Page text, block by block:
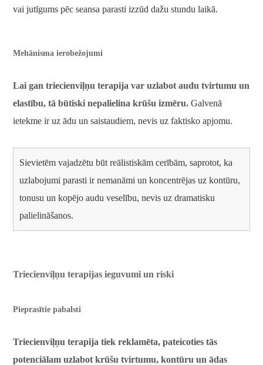
vai jutīgums pēc seansa parasti izzūd dažu stundu laikā.
Mehānisma ierobežojumi
Lai gan triecienviļņu terapija var uzlabot audu tvirtumu un
elastību, tā būtiski nepalielina krūšu izmēru. Galvenā
ietekme ir uz ādu un saistaudiem, nevis uz faktisko apjomu.
Sievietēm vajadzētu būt reālistiskām cerībām, saprotot, ka
uzlabojumi parasti ir nemanāmi un koncentrējas uz kontūru,
tonusu un kopējo audu veselību, nevis uz dramatisku
palielināšanos.
Triecienviļņu terapijas ieguvumi un riski
Pieprasītie pabalsti
Triecienviļņu terapija tiek reklamēta, pateicoties tās
potenciālam uzlabot krūšu tvirtumu, kontūru un ādas